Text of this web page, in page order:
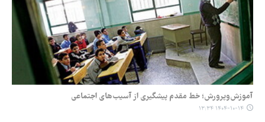
آموزش‌وپرورش؛ خط مقدم پیشگیری از آسیب‌های اجتماعی
۱۴۰۴-۱۰-۱۴ ۱۳:۳۴